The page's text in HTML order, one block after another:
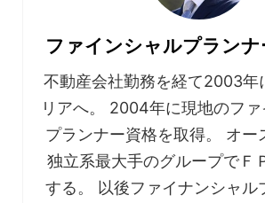
ファインシャルプラン
不動産会社勤務を経て2003年
リアへ。 2004年に現地のフ
プランナー資格を取得。 オー
独立系最大手のグループでＦ
する。 以後ファイナンシャル